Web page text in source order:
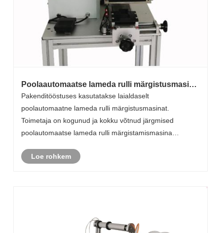
Poolaautomaatse lameda rulli märgistusmasina
praktilised rakendusjuhtumid
Pakenditööstuses kasutatakse laialdaselt
poolautomaatne lameda rulli märgistusmasinat.
Toimetaja on kogunud ja kokku võtnud järgmised
poolautomaatse lameda rulli märgistamismasina
kasutamisefektid ja konkreetsed tehnilised üksikasjad,
Loe rohkem